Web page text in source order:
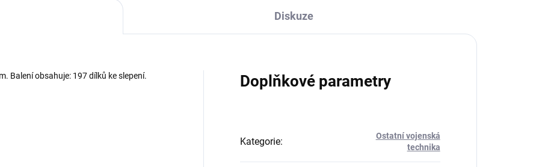
Diskuze
Balení obsahuje: 197 dílků ke slepení. Doplňkové parametry
Kategorie:
Ostatní vojenská
technika